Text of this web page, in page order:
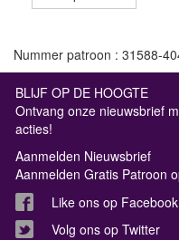
Nummer patroon : 31588-
BLIJF OP DE HOOGTE
Ontvang onze nieuwsbrief
acties!
Aanmelden Nieuwsbrief
Aanmelden Gratis Patroon
Like ons op Facebook
Volg ons op Twitter